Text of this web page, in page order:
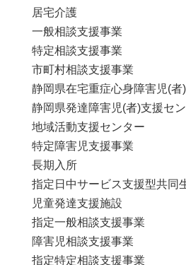
居宅介護
一般相談支援事業
特定相談支援事業
市町村相談支援事業
静岡県在宅重症心身障害児(者
静岡県発達障害児(者)支援セ
地域活動支援センター
特定障害児支援事業
長期入所
指定日中サービス支援型共同
児童発達支援施設
指定一般相談支援事業
障害児相談支援事業
指定特定相談支援事業